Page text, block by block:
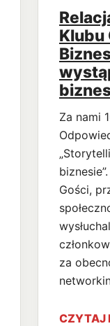
Klubu
Za nami
Gości,
za
CZYTAJ